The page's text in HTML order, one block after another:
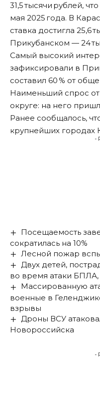
31,5 тысячи рублей,
мая 2025 года. В
ставка достигла 25,6
Прикубанском — 24
Самый высокий
зафиксировали в
составил 60 % от
Наименьший спрос
округе: на него
Ранее сообщалось,
крупнейших городах
-
Посещаемость
сократилась на 10%
Лесной пожар
Двух детей,
во время атаки
Массированную
военные в
взрывы
Дроны ВСУ
Новороссийска
-